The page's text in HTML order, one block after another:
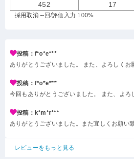
452 17
採用取消 --回/評価入力 100%
投稿：f*o*e***
ありがとうございました。 また、よろしくお
投稿：f*o*e***
今回もありがとうございました。 また、よろ
投稿：k*m*r***
ありがとうございました。また宜しくお願い
レビューをもっと見る